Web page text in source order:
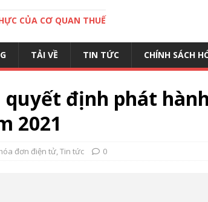
CỦA CƠ QUAN THUẾ
TẢI VỀ TIN TỨC CHÍNH SÁCH
định phát hành
2021
đơn điện tử,Tin tức 0